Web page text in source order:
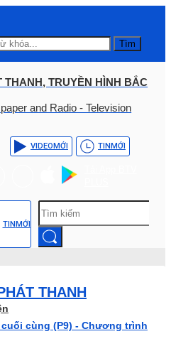
Tìm
THANH, TRUYỀN HÌNH BẮC
and Radio - Television
VIDEOMỚI TINMỚI
TINMỚI
THANH
cùng (P9) - Chương trình